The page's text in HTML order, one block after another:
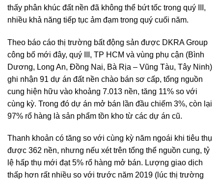
thấy phân khúc đất nền đã không thể bứt tốc trong quý III,
nhiều khả năng tiếp tục ảm đạm trong quý cuối năm.
Theo báo cáo thị trường bất động sản được DKRA Group
công bố mới đây, quý III, TP HCM và vùng phụ cận (Bình
Dương, Long An, Đồng Nai, Bà Rịa – Vũng Tàu, Tây Ninh)
ghi nhận 91 dự án đất nền chào bán sơ cấp, tổng nguồn
cung hiện hữu vào khoảng 7.013 nền, tăng 11% so với
cùng kỳ. Trong đó dự án mở bán lần đầu chiếm 3%, còn lại
97% rổ hàng là sản phẩm tồn kho từ các dự án cũ.
Thanh khoản có tăng so với cùng kỳ năm ngoái khi tiêu thụ
được 362 nền, nhưng nếu xét trên tổng thể nguồn cung, tỷ
lệ hấp thụ mới đạt 5% rổ hàng mở bán. Lượng giao dịch
thấp hơn rất nhiều so với trước năm 2019 (lúc thị trường